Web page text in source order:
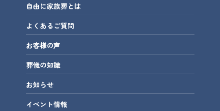
自由に家族葬とは
よくあるご質問
お客様の声
葬儀の知識
お知らせ
イベント情報